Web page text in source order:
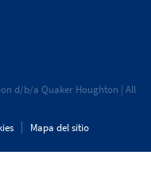
d/b/a Quaker Houghton | All
Mapa del sitio